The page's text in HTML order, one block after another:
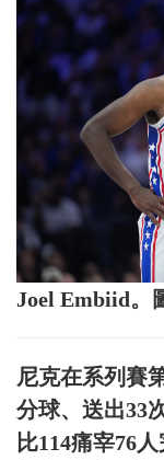
Joel Embiid。
尼克在系列賽
分球、送出33
比114痛宰76